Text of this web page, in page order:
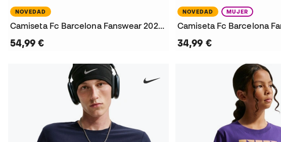
NOVEDAD
Camiseta Fc Barcelona Fanswear 2026-2027
54,99 €
NOVEDAD MUJER
34,99 €